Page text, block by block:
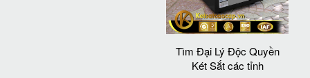
Tìm Đại Lý Độc Quyền
Két Sắt các tỉnh